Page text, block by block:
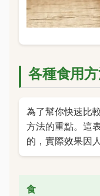
各種食用
為了幫你快速比
方法的重點。這
的，實際效果因人
食